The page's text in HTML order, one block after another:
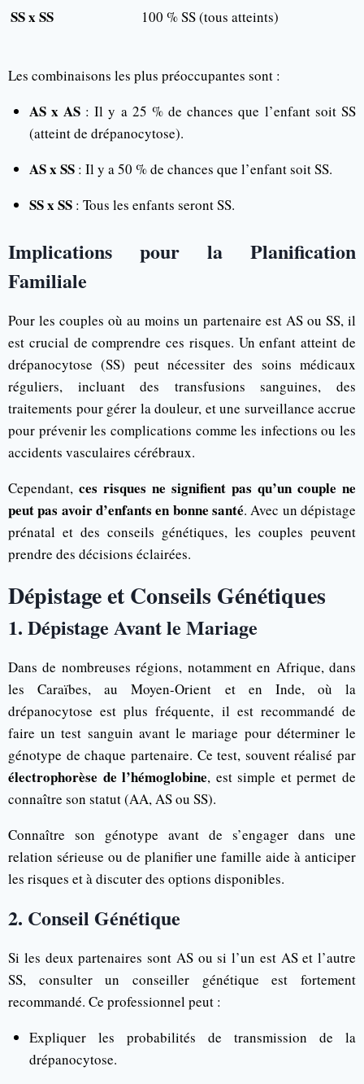
SS x SS 100 % SS (tous atteints)
Les combinaisons les plus préoccupantes sont :
AS x AS: Il y a 25 % de chances que l’enfant soit SS
(atteint de drépanocytose).
AS x SS: Il y a 50 % de chances que l’enfant soit SS.
SS x SS: Tous les enfants seront SS.
Implications pour la Planification
Familiale
Pour les couples où au moins un partenaire est AS ou SS, il
est crucial de comprendre ces risques. Un enfant atteint de
drépanocytose (SS) peut nécessiter des soins médicaux
réguliers, incluant des transfusions sanguines, des
traitements pour gérer la douleur, et une surveillance accrue
pour prévenir les complications comme les infections ou les
accidents vasculaires cérébraux.
Cependant, ces risques ne signifient pas qu’un couple ne
peut pas avoir d’enfants en bonne santé. Avec un dépistage
prénatal et des conseils génétiques, les couples peuvent
prendre des décisions éclairées.
Dépistage et Conseils Génétiques
1. Dépistage Avant le Mariage
Dans de nombreuses régions, notamment en Afrique, dans
les Caraïbes, au Moyen-Orient et en Inde, où la
drépanocytose est plus fréquente, il est recommandé de
faire un test sanguin avant le mariage pour déterminer le
génotype de chaque partenaire. Ce test, souvent réalisé par
électrophorèse de l’hémoglobine, est simple et permet de
connaître son statut (AA, AS ou SS).
Connaître son génotype avant de s’engager dans une
relation sérieuse ou de planifier une famille aide à anticiper
les risques et à discuter des options disponibles.
2. Conseil Génétique
Si les deux partenaires sont AS ou si l’un est AS et l’autre
SS, consulter un conseiller génétique est fortement
recommandé. Ce professionnel peut :
Expliquer les probabilités de transmission de la
drépanocytose.